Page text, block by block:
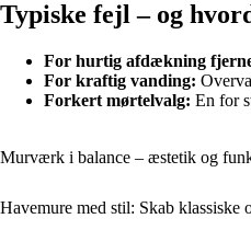
Typiske fejl – og
For hurtig afdækning
For kraftig vanding:
Forkert mørtelvalg: En for
Murværk i balance – æstetik og
Havemure med stil: Skab klassiske